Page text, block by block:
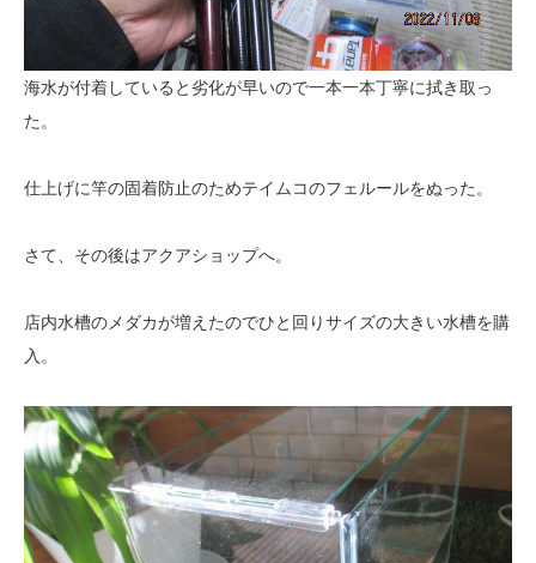
海水が付着していると劣化が早いので一本一本丁寧に拭き取っ
た。
仕上げに竿の固着防止のためテイムコのフェルールをぬった。
さて、その後はアクアショップへ。
店内水槽のメダカが増えたのでひと回りサイズの大きい水槽を購
入。